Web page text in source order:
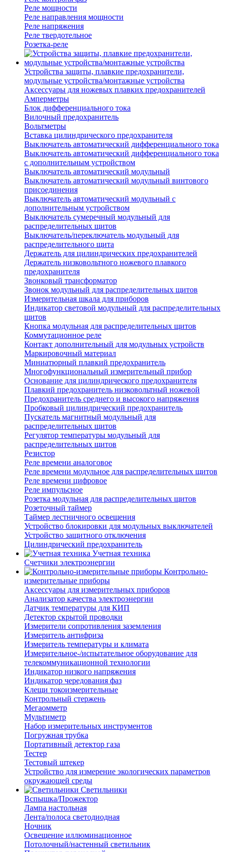
Реле мощности
Реле направления мощности
Реле напряжения
Реле твердотельное
Розетка-реле
Устройства защиты, плавкие предохранители,
модульные устройства/монтажные устройства
Аксессуары для ножевых плавких предохранителей
Амперметры
Блок дифференциального тока
Вилочный предохранитель
Вольтметры
Вставка цилиндрического предохранителя
Выключатель автоматический дифференциального тока
Выключатель автоматический дифференциального тока
с дополнительным устройством
Выключатель автоматический модульный
Выключатель автоматический модульный винтового
присоединения
Выключатель автоматический модульный с
дополнительным устройством
Выключатель сумеречный модульный для
распределительных щитов
Выключатель/переключатель модульный для
распределительного щита
Держатель для цилиндрических предохранителей
Держатель низковольтного ножевого плавкого
предохранителя
Звонковый трансформатор
Звонок модульный для распределительных щитов
Измерительная шкала для приборов
Индикатор световой модульный для распределительных
щитов
Кнопка модульная для распределительных щитов
Коммутационное реле
Контакт дополнительный для модульных устройств
Маркировочный материал
Миниатюрный плавкий предохранитель
Многофункциональный измерительный прибор
Основание для цилиндрического предохранителя
Плавкий предохранитель низковольтный ножевой
Предохранитель среднего и высокого напряжения
Пробковый цилиндрический предохранитель
Пускатель магнитный модульный для
распределительных щитов
Регулятор температуры модульный для
распределительных щитов
Резистор
Реле времени аналоговое
Реле времени модульное для распределительных щитов
Реле времени цифровое
Реле импульсное
Розетка модульная для распределительных щитов
Розеточный таймер
Таймер лестничного освещения
Устройство блокировки для модульных выключателей
Устройство защитного отключения
Цилиндрический предохранитель
Учетная техника
Счетчики электроэнергии
Контрольно-
измерительные приборы
Аксессуары для измерительных приборов
Анализатор качества электроэнергии
Датчик температуры для КИП
Детектор скрытой проводки
Измерители сопротивления заземления
Измеритель антифриза
Измеритель температуры и климата
Измерительное-/испытательное оборудование для
телекоммуникационной технологии
Индикатор низкого напряжения
Индикатор чередования фаз
Клещи токоизмерительные
Контрольный стержень
Мегаомметр
Мультиметр
Набор измерительных инструментов
Погружная трубка
Портативный детектор газа
Тестер
Тестовый штекер
Устройство для измерение экологических параметров
окружающей среды
Светильники
Вспышка/Прожектор
Лампа настольная
Лента/полоса светодиодная
Ночник
Освещение иллюминационное
Потолочный/настенный светильник